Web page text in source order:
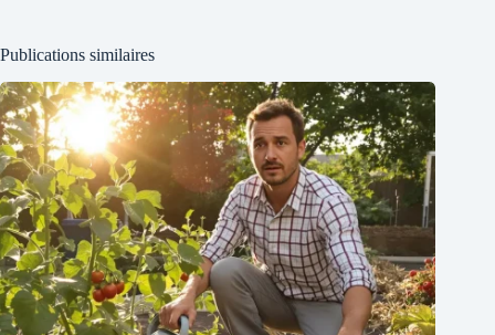
Publications similaires